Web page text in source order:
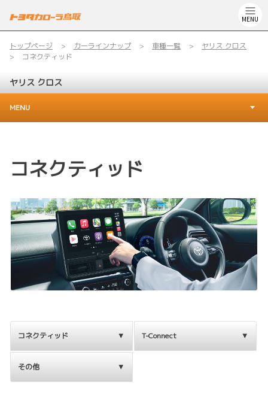
MENU
トップページ カーラインナップ 車種一覧
ヤリス クロス
コネクティッド
ヤリス クロス
MENU
コネクティッド
コネクティッド T-Connect
その他